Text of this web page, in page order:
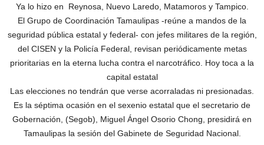
Ya lo hizo en Reynosa, Nuevo Laredo, Matamoros y Tampico.
El Grupo de Coordinación Tamaulipas -reúne a mandos de la
seguridad pública estatal y federal- con jefes militares de la región,
del CISEN y la Policía Federal, revisan periódicamente metas
prioritarias en la eterna lucha contra el narcotráfico. Hoy toca a la
capital estatal
Las elecciones no tendrán que verse acorraladas ni presionadas.
Es la séptima ocasión en el sexenio estatal que el secretario de
Gobernación, (Segob), Miguel Ángel Osorio Chong, presidirá en
Tamaulipas la sesión del Gabinete de Seguridad Nacional.